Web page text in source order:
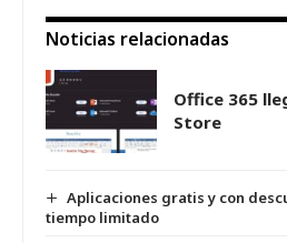
Noticias relacionadas
Office 365
Store
Aplicaciones gratis y con
tiempo limitado